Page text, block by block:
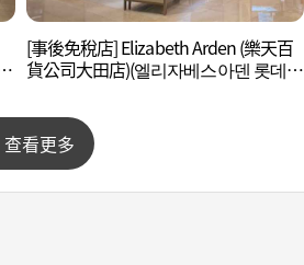
[事後免稅店] Elizabeth Arden (樂天百
貨公司大田店)(엘리자베스아덴 롯데백
查看更多